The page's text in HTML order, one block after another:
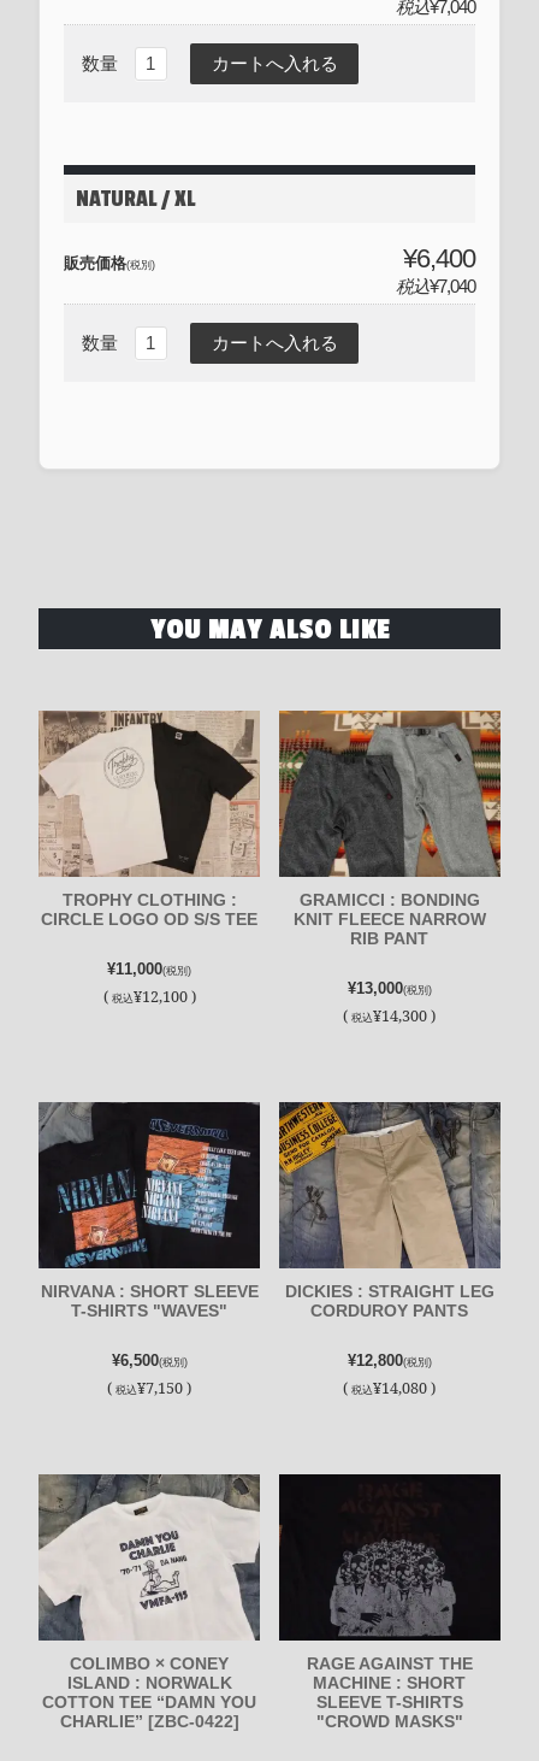
税込¥7,040
数量
NATURAL / XL
販売価格(税別) ¥6,400
税込¥7,040
数量
YOU MAY ALSO LIKE
TROPHY CLOTHING :
CIRCLE LOGO OD S/S TEE
¥11,000(税別)
( 税込¥12,100 )
GRAMICCI : BONDING
KNIT FLEECE NARROW
RIB PANT
¥13,000(税別)
(税込¥14,300 )
NIRVANA : SHORT SLEEVE
T-SHIRTS "WAVES"
¥6,500(税別)
(税込¥7,150 )
DICKIES : STRAIGHT LEG
CORDUROY PANTS
¥12,800(税別)
(税込¥14,080 )
COLIMBO × CONEY
ISLAND : NORWALK
COTTON TEE “DAMN YOU
CHARLIE” [ZBC-0422]
RAGE AGAINST THE
MACHINE : SHORT
SLEEVE T-SHIRTS
"CROWD MASKS"